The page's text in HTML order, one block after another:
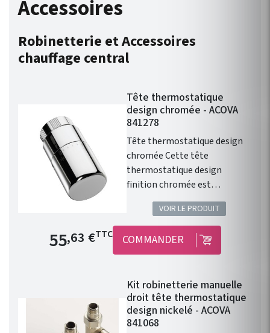
Accessoires
Robinetterie et Accessoires
chauffage central
Tête thermostatique
design chromée - ACOVA
841278
Tête thermostatique design
chromée Cette tête
thermostatique design
finition chromée est
compatible avec l'ensemble
de la gamme de chauffage
central Fassane Prem's de
chez ACOVA .
VOIR LE PRODUIT
Prix de base
55,63 €TTC COMMANDER
Kit robinetterie manuelle
droit tête thermostatique
design nickelé - ACOVA
841068